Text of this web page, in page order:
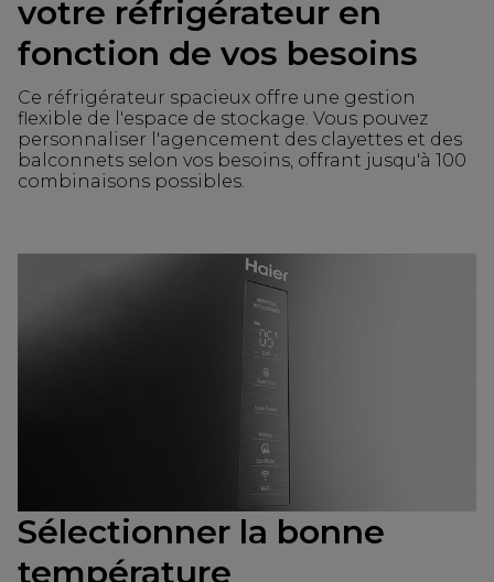
votre réfrigérateur en
fonction de vos besoins
Ce réfrigérateur spacieux offre une gestion
flexible de l'espace de stockage. Vous pouvez
personnaliser l'agencement des clayettes et des
balconnets selon vos besoins, offrant jusqu'à 100
combinaisons possibles.
Sélectionner la bonne
température